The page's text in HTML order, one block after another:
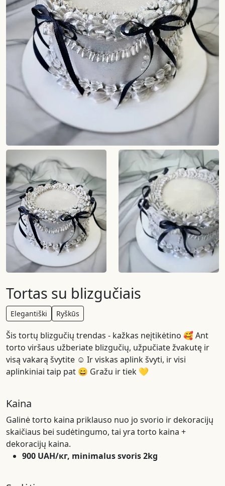
Tortas su blizgučiais
Elegantiški Ryškūs
Šis tortų blizgučių trendas - kažkas neįtikėtino 🥰 Ant
torto viršaus užberiate blizgučių, užpučiate žvakutę ir
visą vakarą švytite ☺️ Ir viskas aplink švyti, ir visi
aplinkiniai taip pat 😄 Gražu ir tiek 💛
Kaina
Galinė torto kaina priklauso nuo jo svorio ir dekoracijų
skaičiaus bei sudėtingumo, tai yra torto kaina +
dekoracijų kaina.
900 UAH/кг, minimalus svoris 2kg